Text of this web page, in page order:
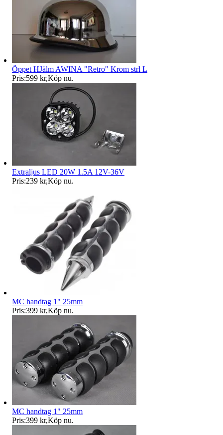
Öppet HJälm AWINA "Retro" Krom strl L
Pris:599 kr,Köp nu.
Extraljus LED 20W 1.5A 12V-36V
Pris:239 kr,Köp nu.
MC handtag 1" 25mm
Pris:399 kr,Köp nu.
MC handtag 1" 25mm
Pris:399 kr,Köp nu.